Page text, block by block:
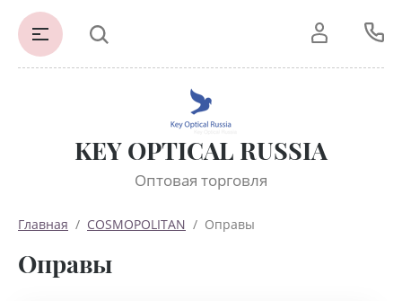
KEY OPTICAL RUSSIA
Оптовая торговля
Главная
  /
COSMOPOLITAN
  /  Оправы
Оправы